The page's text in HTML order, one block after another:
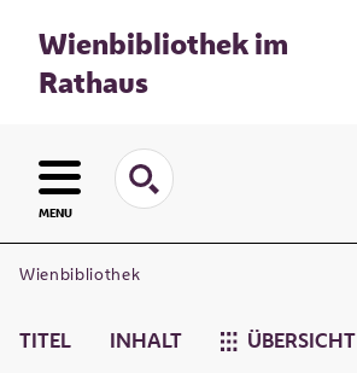
Wienbibliothek im
Rathaus
MENU
Wienbibliothek
TITEL INHALT ÜBERSICHT